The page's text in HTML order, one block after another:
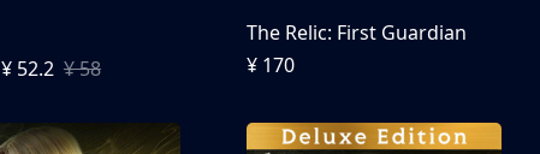
¥ 52.2 ¥ 58
The Relic: First Guardian
¥ 170